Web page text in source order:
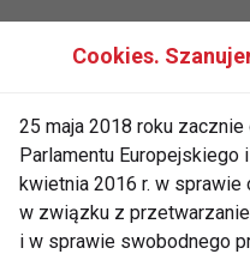
KLINIKA KRĘGOSŁUPA
PROBLEMY Z
BÓLE KRĘGOSŁUPA
ĆWICZENIA
Cookies.
25 maja 2018 roku
Parlamentu Europejskiego
kwietnia 2016 r. w
w związku z
i w sprawie swobodnego